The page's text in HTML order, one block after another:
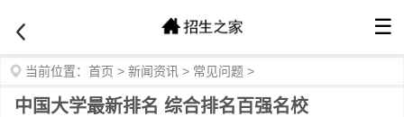
☰
当前位置： 首页 > 新闻资讯 > 常见问题 >
中国大学最新排名 综合排名百强名校